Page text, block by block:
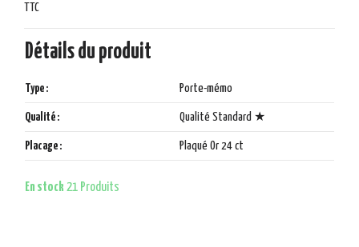
TTC
Détails du produit
Type : Porte-mémo
Qualité : Qualité Standard ★
Placage : Plaqué Or 24 ct
En stock 21 Produits